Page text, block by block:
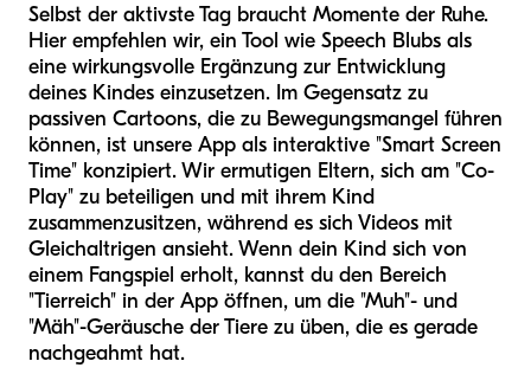
Selbst der aktivste Tag braucht Momente der Ruhe.
Hier empfehlen wir, ein Tool wie Speech Blubs als
eine wirkungsvolle Ergänzung zur Entwicklung
deines Kindes einzusetzen. Im Gegensatz zu
passiven Cartoons, die zu Bewegungsmangel führen
können, ist unsere App als interaktive "Smart Screen
Time" konzipiert. Wir ermutigen Eltern, sich am "Co-
Play" zu beteiligen und mit ihrem Kind
zusammenzusitzen, während es sich Videos mit
Gleichaltrigen ansieht. Wenn dein Kind sich von
einem Fangspiel erholt, kannst du den Bereich
"Tierreich" in der App öffnen, um die "Muh"- und
"Mäh"-Geräusche der Tiere zu üben, die es gerade
nachgeahmt hat.